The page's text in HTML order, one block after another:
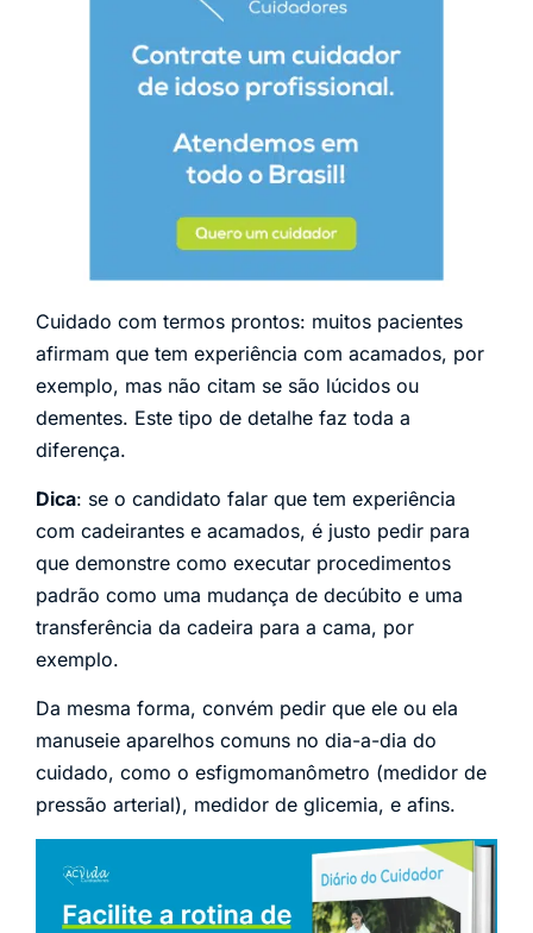
Cuidado com termos prontos: muitos pacientes
afirmam que tem experiência com acamados, por
exemplo, mas não citam se são lúcidos ou
dementes. Este tipo de detalhe faz toda a
diferença.
Dica: se o candidato falar que tem experiência
com cadeirantes e acamados, é justo pedir para
que demonstre como executar procedimentos
padrão como uma mudança de decúbito e uma
transferência da cadeira para a cama, por
exemplo.
Da mesma forma, convém pedir que ele ou ela
manuseie aparelhos comuns no dia-a-dia do
cuidado, como o esfigmomanômetro (medidor de
pressão arterial), medidor de glicemia, e afins.